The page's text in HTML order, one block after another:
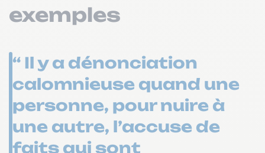
exemples
“ Il y a dénonciation
calomnieuse quand une
personne, pour nuire à
une autre, l’accuse de
faits qui sont